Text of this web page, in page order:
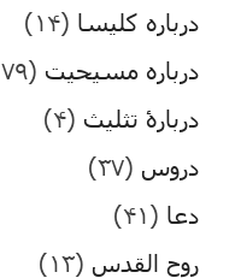
درباره کلیسا (۱۴)
درباره مسیحیت (۳,۰۷۹)
دربارۀ تثلیث (۴)
دروس (۳۷)
دعا (۴۱)
روح القدس (۱۳)